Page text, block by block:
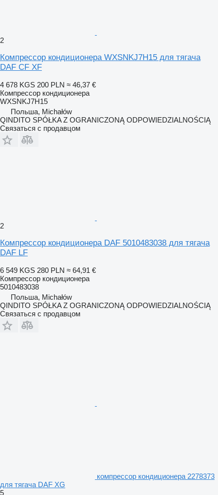
2
Компрессор кондиционера WXSNKJ7H15 для тягача
DAF CF XF
4 678 KGS 200 PLN ≈ 46,37 €
Компрессор кондиционера
WXSNKJ7H15
Польша, Michałów
QINDITO SPÓŁKA Z OGRANICZONĄ ODPOWIEDZIALNOŚCIĄ
Связаться с продавцом
2
Компрессор кондиционера DAF 5010483038 для тягача
DAF LF
6 549 KGS 280 PLN ≈ 64,91 €
Компрессор кондиционера
5010483038
Польша, Michałów
QINDITO SPÓŁKA Z OGRANICZONĄ ODPOWIEDZIALNOŚCIĄ
Связаться с продавцом
компрессор кондиционера 2278373
для тягача DAF XG
5